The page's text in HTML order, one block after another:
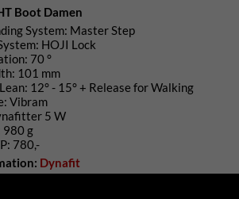
Boot Damen
System: Master Step
HOJI Lock
70 °
101 mm
12° - 15° + Release for Walking
Vibram
5 W
980 g
780,-
Dynafit